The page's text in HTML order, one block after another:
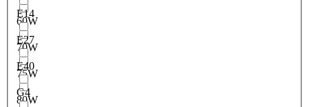
60W
70W
75W
80W
E14
E27
E40
G4